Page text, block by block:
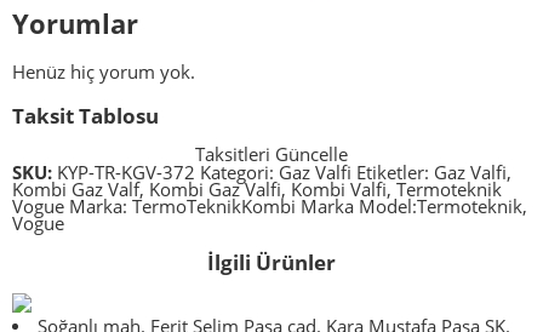
Yorumlar
Henüz hiç yorum yok.
Taksit Tablosu
Taksitleri Güncelle
SKU: KYP-TR-KGV-372 Kategori: Gaz Valfi Etiketler: Gaz Valfi,
Kombi Gaz Valf, Kombi Gaz Valfi, Kombi Valfi, Termoteknik
Vogue Marka: TermoTeknikKombi Marka Model:Termoteknik,
Vogue
İlgili Ürünler
Soğanlı mah. Ferit Selim Paşa cad. Kara Mustafa Paşa SK.